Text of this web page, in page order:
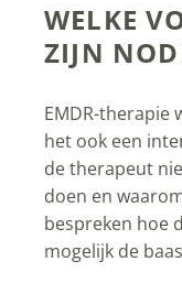
WELKE
ZIJN
EMDR-therapie
het ook een
de therapeut
doen en
bespreken hoe
mogelijk de